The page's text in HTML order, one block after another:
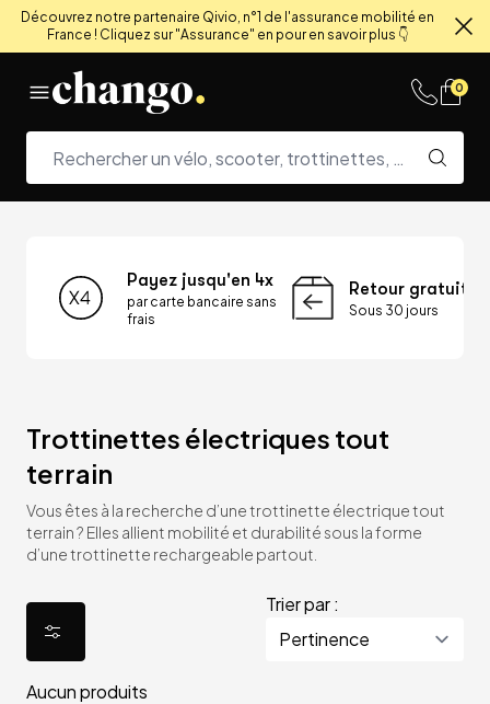
Découvrez notre partenaire Qivio, n°1 de l'assurance mobilité en
France ! Cliquez sur "Assurance" en pour en savoir plus 👇
0
Payez jusqu'en 4x
par carte bancaire sans
frais
Retour gratuit
Sous 30 jours
Trottinettes électriques tout
terrain
Vous êtes à la recherche d’une trottinette électrique tout
terrain ? Elles allient mobilité et durabilité sous la forme
d’une trottinette rechargeable partout.
Trier par :
Aucun produits